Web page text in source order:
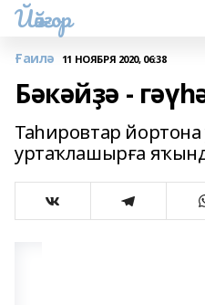
Йәйғор
Ғаилә 11 НОЯБРЯ 2020, 06:38
Бәкәйҙә -
Таһировтар
уртаҡлашырға